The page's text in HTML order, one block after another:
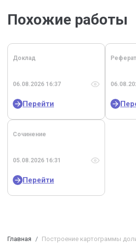
Похожие работы
Доклад
06.08.2026 16:37
Перейти
Реферат
Сочинение
05.08.2026 16:31
Перейти
Главная
Построение картограммы